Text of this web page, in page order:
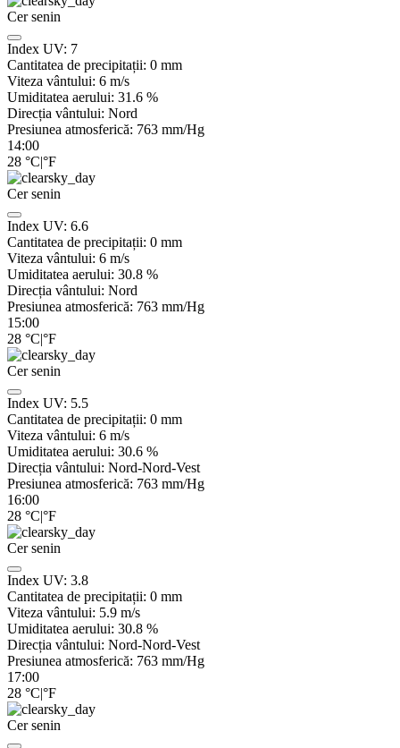
Cer senin
Index UV: 7
Cantitatea de precipitații: 0 mm
Viteza vântului: 6 m/s
Umiditatea aerului: 31.6 %
Direcția vântului: Nord
Presiunea atmosferică: 763 mm/Hg
14:00
28 °C|°F
Cer senin
Index UV: 6.6
Cantitatea de precipitații: 0 mm
Viteza vântului: 6 m/s
Umiditatea aerului: 30.8 %
Direcția vântului: Nord
Presiunea atmosferică: 763 mm/Hg
15:00
28 °C|°F
Cer senin
Index UV: 5.5
Cantitatea de precipitații: 0 mm
Viteza vântului: 6 m/s
Umiditatea aerului: 30.6 %
Direcția vântului: Nord-Nord-Vest
Presiunea atmosferică: 763 mm/Hg
16:00
28 °C|°F
Cer senin
Index UV: 3.8
Cantitatea de precipitații: 0 mm
Viteza vântului: 5.9 m/s
Umiditatea aerului: 30.8 %
Direcția vântului: Nord-Nord-Vest
Presiunea atmosferică: 763 mm/Hg
17:00
28 °C|°F
Cer senin